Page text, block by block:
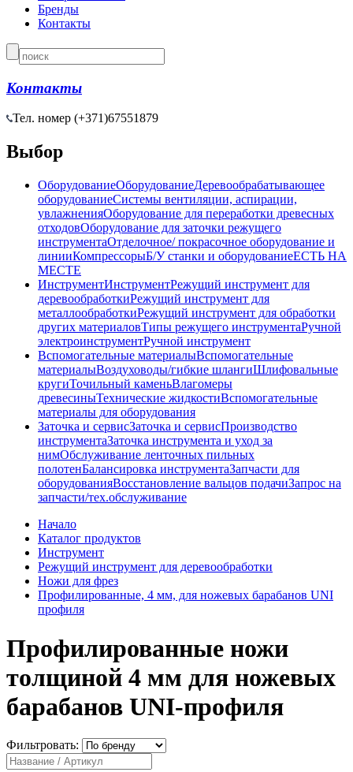
Бренды
Контакты
Контакты
Тел. номер (+371)67551879
Выбор
ОборудованиеОборудованиеДеревообрабатывающее
оборудованиеСистемы вентиляции, аспирации,
увлажненияОборудование для переработки древесных
отходовОборудование для заточки режущего
инструментаОтделочное/ покрасочное оборудование и
линииКомпрессорыБ/У станки и оборудованиеЕСТЬ НА
МЕСТЕ
ИнструментИнструментРежущий инструмент для
деревообработкиРежущий инструмент для
металлообработкиРежущий инструмент для обработки
других материаловТипы режущего инструментаРучной
электроинструментРучной инструмент
Вспомогательные материалыВспомогательные
материалыВоздуховоды/гибкие шлангиШлифовальные
кругиТочильный каменьВлагомеры
древесиныТехнические жидкостиВспомогательные
материалы для оборудования
Заточка и сервисЗаточка и сервисПроизводство
инструментаЗаточка инструмента и уход за
нимОбслуживание ленточных пильных
полотенБалансировка инструментаЗапчасти для
оборудованияВосстановление вальцов подачиЗапрос на
запчасти/тех.обслуживание
Начало
Каталог продуктов
Инструмент
Режущий инструмент для деревообработки
Ножи для фрез
Профилированные, 4 мм, для ножевых барабанов UNI
профиля
Профилированные ножи
толщиной 4 мм для ножевых
барабанов UNI-профиля
Фильтровать: